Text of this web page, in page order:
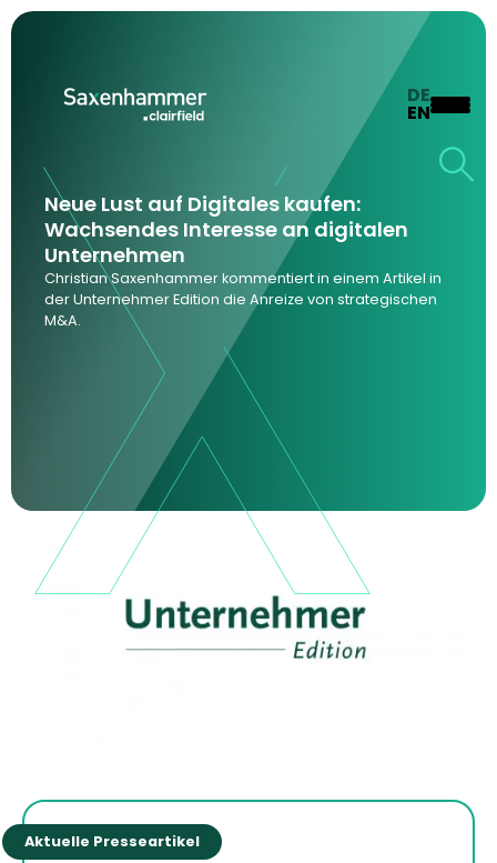
DE
EN
Neue Lust auf Digitales kaufen:
Wachsendes Interesse an digitalen
Unternehmen
Christian Saxenhammer kommentiert in einem Artikel in
der Unternehmer Edition die Anreize von strategischen
M&A.
Aktuelle Presseartikel